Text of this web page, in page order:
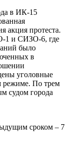
в ИК-15
акция протеста.
1 и СИЗО-6, где
было
в
уголовные
режиме. По трем
судом города
сроком – 7